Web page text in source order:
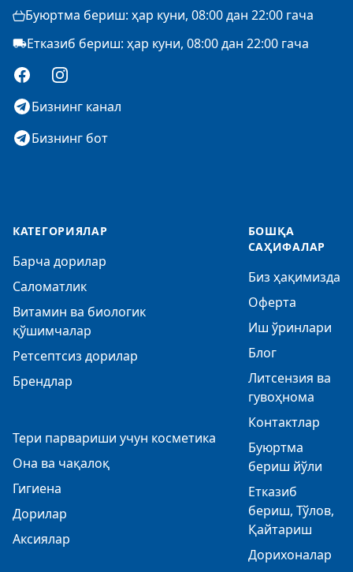
Буюртма бериш: ҳар куни, 08:00 дан 22:00 гача
Етказиб бериш: ҳар куни, 08:00 дан 22:00 гача
FacebookInstagram
Бизнинг канал
Бизнинг бот
КАТЕГОРИЯЛАР
Барча дорилар
Саломатлик
Витамин ва биологик
қўшимчалар
Ретсептсиз дорилар
Брендлар
Тери парвариши учун косметика
Она ва чақалоқ
Гигиена
Дорилар
Аксиялар
БОШҚА
САҲИФАЛАР
Биз ҳақимизда
Оферта
Иш ўринлари
Блог
Литсензия ва
гувоҳнома
Контактлар
Буюртма
бериш йўли
Етказиб
бериш, Тўлов,
Қайтариш
Дорихоналар